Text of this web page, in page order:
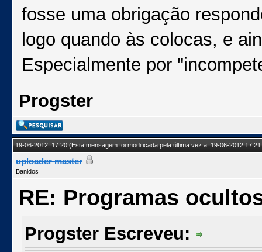
fosse uma obrigação
logo quando às colocas, e
Especialmente por
Progster
19-06-2012, 17:20(Esta mensagem foi modificada pela última vez a: 19-06-2012
uploader master
Banidos
RE: Programas
Progster Escreveu: